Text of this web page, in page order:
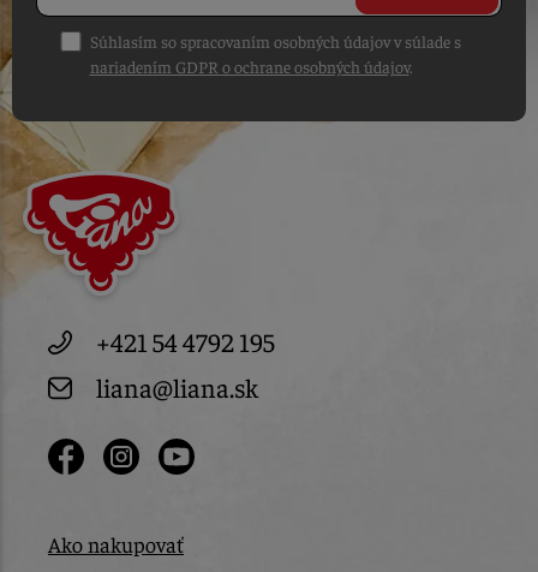
Súhlasím so spracovaním osobných údajov v súlade s
nariadením GDPR o ochrane osobných údajov.
+421 54 4792 195
liana@liana.sk
Ako nakupovať